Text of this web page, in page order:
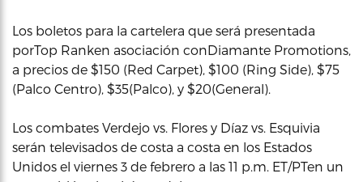
Los boletos para la cartelera que será presentada
porTop Ranken asociación conDiamante Promotions,
a precios de $150 (Red Carpet), $100 (Ring Side), $75
(Palco Centro), $35(Palco), y $20(General).
Los combates Verdejo vs. Flores y Díaz vs. Esquivia
serán televisados de costa a costa en los Estados
Unidos el viernes 3 de febrero a las 11 p.m. ET/PTen un